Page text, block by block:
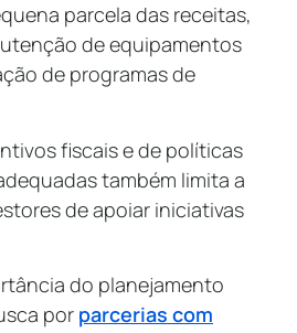
parcela das receitas,
de equipamentos
de programas de
fiscais e de políticas
também limita a
de apoiar iniciativas
do planejamento
por parcerias com